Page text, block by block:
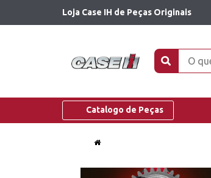
Loja Case IH de Peças Originais
Catalogo de Peças